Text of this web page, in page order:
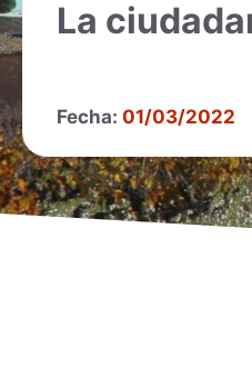
La
Fecha: 01/03/2022